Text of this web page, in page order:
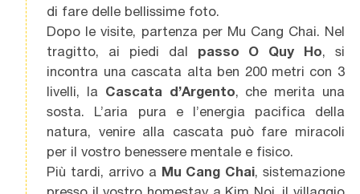
di fare delle bellissime foto.
Dopo le visite, partenza per Mu Cang Chai. Nel
tragitto, ai piedi dal passo O Quy Ho, si
incontra una cascata alta ben 200 metri con 3
livelli, la Cascata d’Argento, che merita una
sosta. L’aria pura e l’energia pacifica della
natura, venire alla cascata può fare miracoli
per il vostro benessere mentale e fisico.
Più tardi, arrivo a Mu Cang Chai, sistemazione